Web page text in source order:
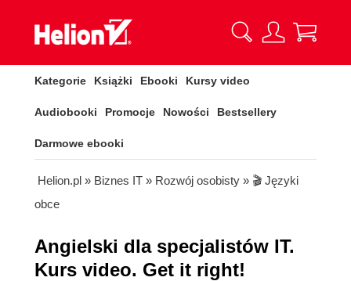
Kategorie Książki Ebooki Kursy video
Audiobooki Promocje Nowości Bestsellery
Darmowe ebooki
Helion.pl » Biznes IT » Rozwój osobisty » 🎬 Języki
obce
Angielski dla specjalistów IT.
Kurs video. Get it right!